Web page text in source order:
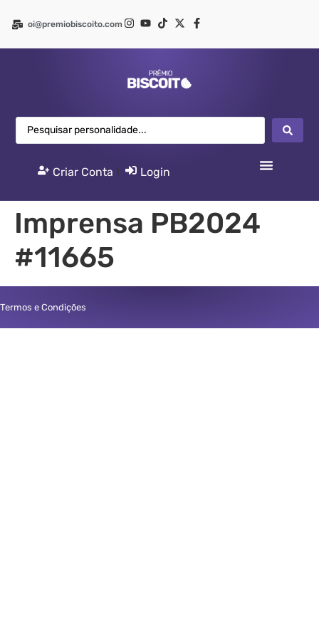
oi@premiobiscoito.com
Criar Conta Login
Imprensa PB2024
#11665
Termos e Condições